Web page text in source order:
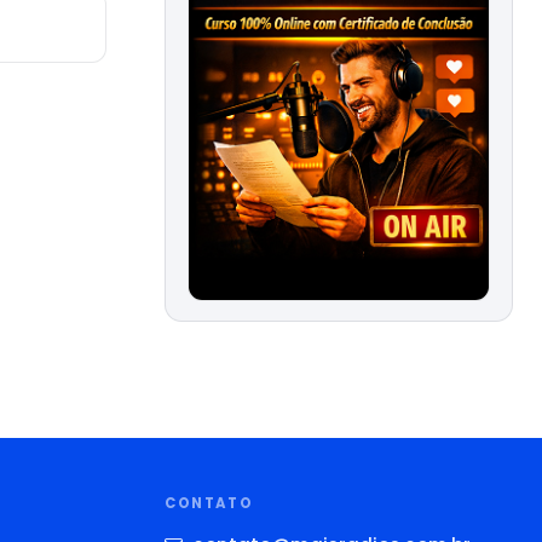
CONTATO